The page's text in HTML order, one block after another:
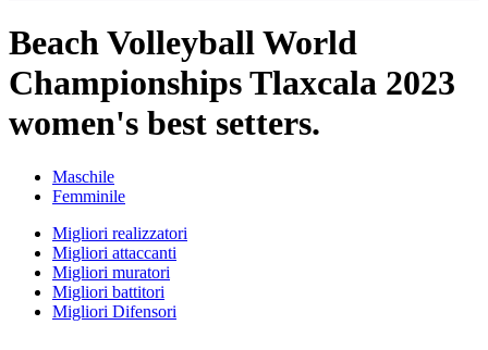
Beach Volleyball World
Championships Tlaxcala 2023
women's best setters.
Maschile
Femminile
Migliori realizzatori
Migliori attaccanti
Migliori muratori
Migliori battitori
Migliori Difensori